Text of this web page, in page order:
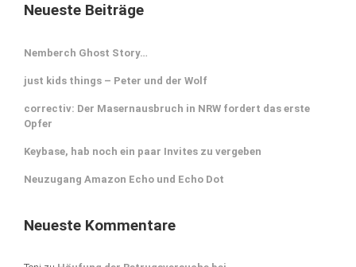
Neueste Beiträge
Nemberch Ghost Story…
just kids things – Peter und der Wolf
correctiv: Der Masernausbruch in NRW fordert das erste
Opfer
Keybase, hab noch ein paar Invites zu vergeben
Neuzugang Amazon Echo und Echo Dot
Neueste Kommentare